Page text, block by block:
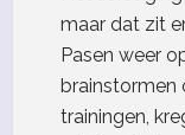
maar dat zit
Pasen weer
brainstormen
trainingen,